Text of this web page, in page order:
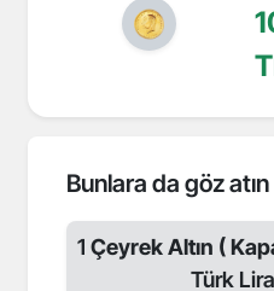
Bunlara da göz atın
1 Çeyrek Altın (
Türk